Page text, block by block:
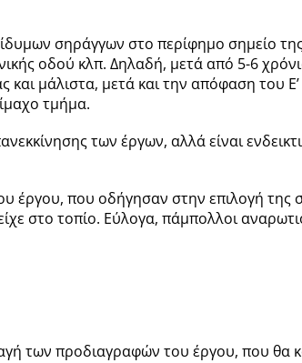
σηράγγων στο περίφημο σημείο
οδού κλπ. Δηλαδή, μετά από 5-6
μάλιστα, μετά και την απόφαση του
τμήμα.
των έργων, αλλά είναι
έργου, που οδήγησαν στην επιλογή της
στο τοπίο. Εύλογα, πάμπολλοι
των προδιαγραφών του έργου, που θα